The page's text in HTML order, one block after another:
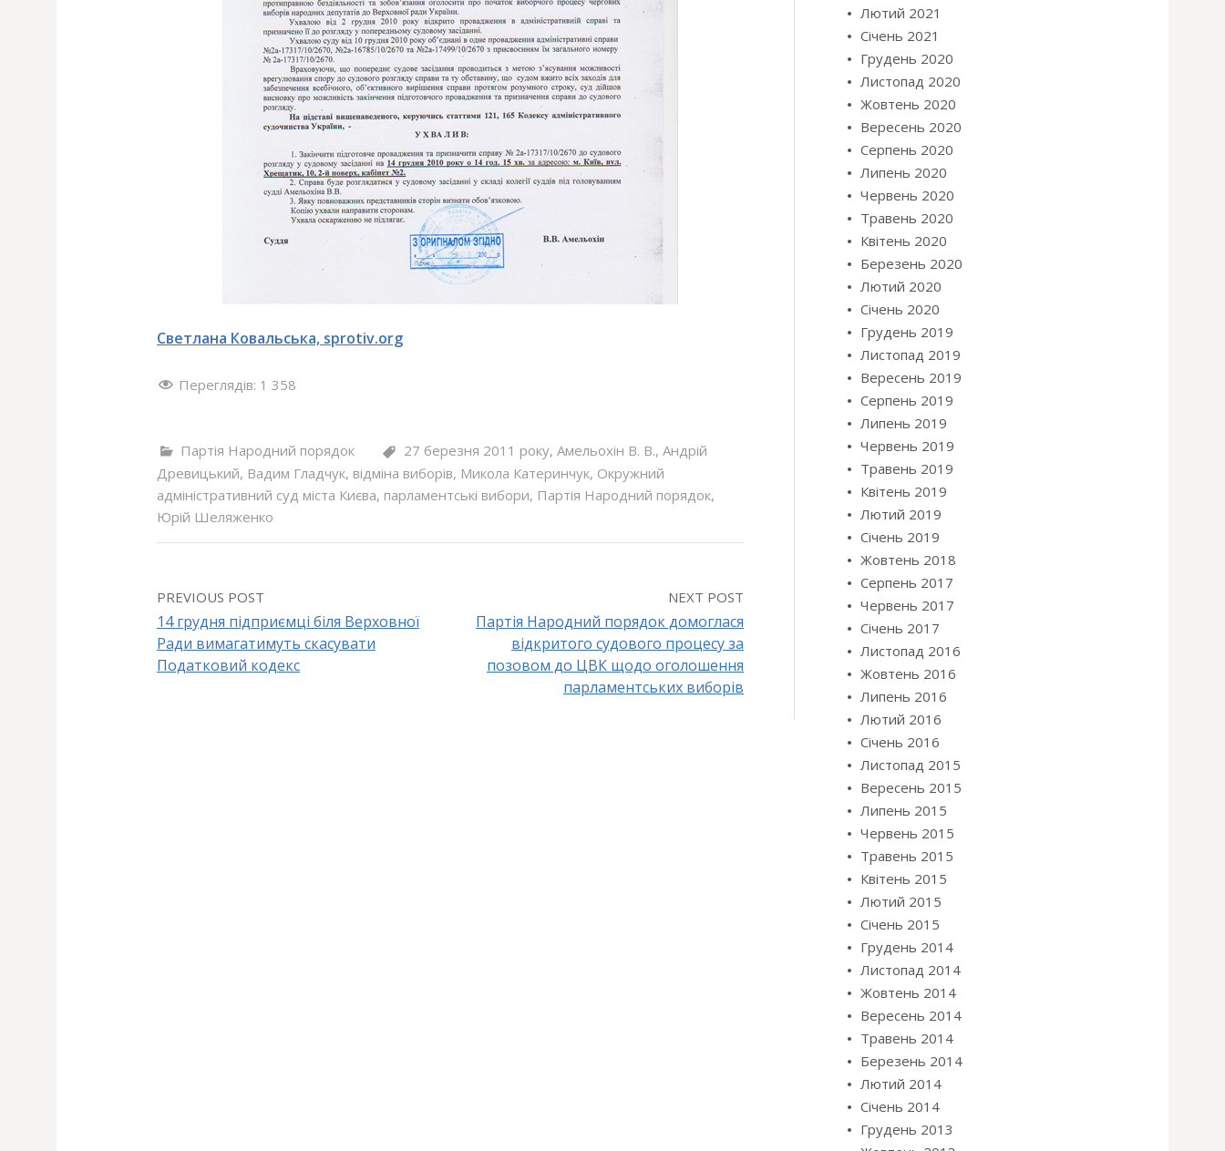
Cветлана Ковальська, sprotiv.org
Переглядів: 1 358
Партія Народний порядок 27 березня 2011 року, Амельохін В. В., Андрій
Древицький, Вадим Гладчук, відміна виборів, Микола Катеринчук, Окружний
адміністративний суд міста Києва, парламентські вибори, Партія Народний порядок,
Юрій Шеляженко
P
PREVIOUS POST
14 грудня підприємці біля Верховної
Ради вимагатимуть скасувати
Податковий кодекс
NEXT POST
Партія Народний порядок домоглася
відкритого судового процесу за
позовом до ЦВК щодо оголошення
парламентських виборів
Лютий 2021
Січень 2021
Грудень 2020
Листопад 2020
Жовтень 2020
Вересень 2020
Серпень 2020
Липень 2020
Червень 2020
Травень 2020
Квітень 2020
Березень 2020
Лютий 2020
Січень 2020
Грудень 2019
Листопад 2019
Вересень 2019
Серпень 2019
Липень 2019
Червень 2019
Травень 2019
Квітень 2019
Лютий 2019
Січень 2019
Жовтень 2018
Серпень 2017
Червень 2017
Січень 2017
Листопад 2016
Жовтень 2016
Липень 2016
Лютий 2016
Січень 2016
Листопад 2015
Вересень 2015
Липень 2015
Червень 2015
Травень 2015
Квітень 2015
Лютий 2015
Січень 2015
Грудень 2014
Листопад 2014
Жовтень 2014
Вересень 2014
Травень 2014
Березень 2014
Лютий 2014
Січень 2014
Грудень 2013